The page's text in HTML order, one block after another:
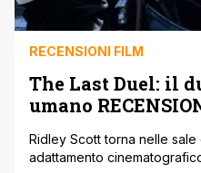
RECENSIONI FILM
The Last Duel: il
umano
Ridley Scott torna nelle sale
adattamento